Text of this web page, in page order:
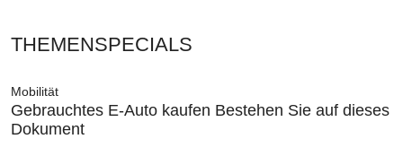
THEMENSPECIALS
Mobilität
Gebrauchtes E-Auto kaufen Bestehen Sie auf dieses
Dokument